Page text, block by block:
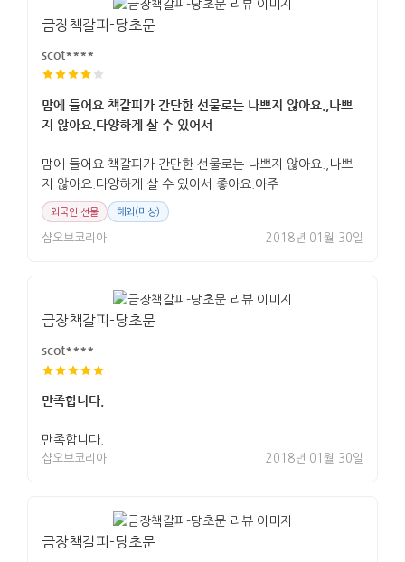
금장책갈피-당초문
scot****
맘에 들어요 책갈피가 간단한 선물로는 나쁘지 않아요.,나쁘
지 않아요.다양하게 살 수 있어서
맘에 들어요 책갈피가 간단한 선물로는 나쁘지 않아요.,나쁘
지 않아요.다양하게 살 수 있어서 좋아요.아주
외국인 선물 해외(미상)
샵오브코리아 2018년 01월 30일
금장책갈피-당초문
scot****
만족합니다.
만족합니다.
샵오브코리아 2018년 01월 30일
금장책갈피-당초문